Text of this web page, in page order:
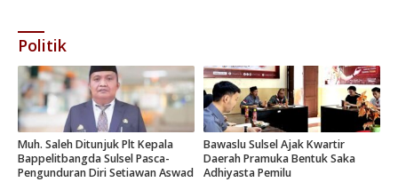
Politik
Muh. Saleh Ditunjuk Plt Kepala
Bappelitbangda Sulsel Pasca-
Pengunduran Diri Setiawan Aswad
Bawaslu Sulsel Ajak Kwartir
Daerah Pramuka Bentuk Saka
Adhiyasta Pemilu